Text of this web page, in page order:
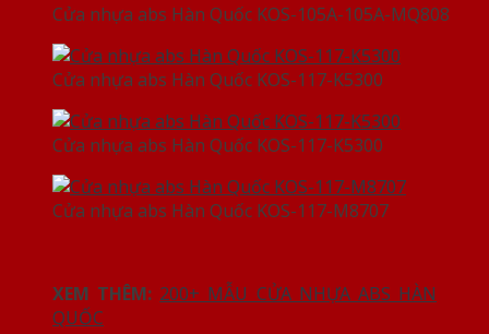
Cửa nhựa abs Hàn Quốc KOS-105A-105A-MQ808
Cửa nhựa abs Hàn Quốc KOS-117-K5300
Cửa nhựa abs Hàn Quốc KOS-117-K5300
Cửa nhựa abs Hàn Quốc KOS-117-M8707
XEM THÊM: 200+ MẪU CỬA NHỰA ABS HÀN
QUỐC